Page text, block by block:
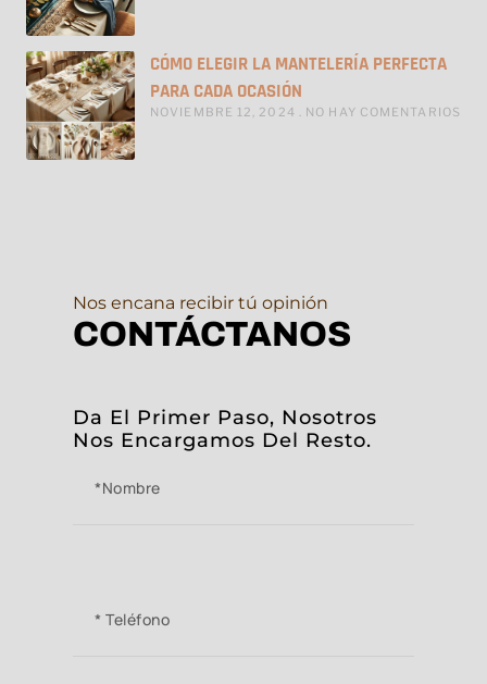
CÓMO ELEGIR LA MANTELERÍA PERFECTA
PARA CADA OCASIÓN
NOVIEMBRE 12, 2024 NO HAY COMENTARIOS
Nos encana recibir tú opinión
CONTÁCTANOS
Da El Primer Paso, Nosotros
Nos Encargamos Del Resto.